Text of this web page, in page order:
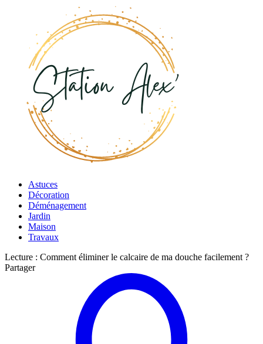
Astuces
Décoration
Déménagement
Jardin
Maison
Travaux
Lecture : Comment éliminer le calcaire de ma douche facilement ?
Partager